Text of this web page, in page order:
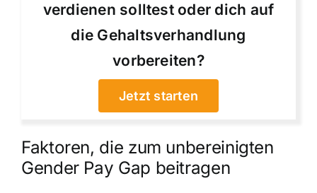
verdienen solltest oder dich auf
die Gehaltsverhandlung
vorbereiten?
Jetzt starten
Faktoren, die zum unbereinigten
Gender Pay Gap beitragen